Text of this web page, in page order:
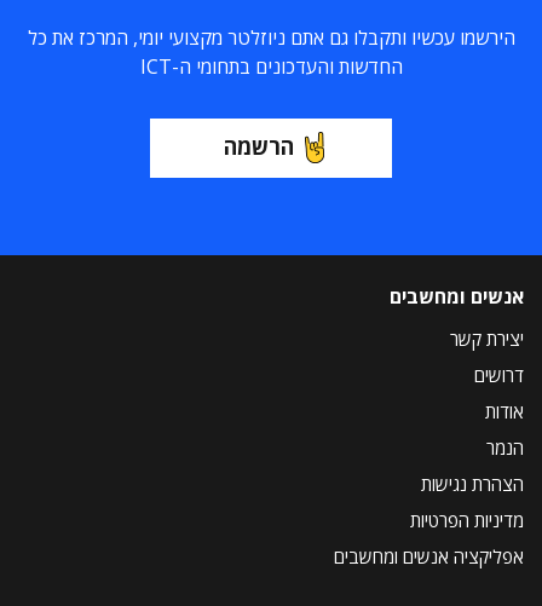
הירשמו עכשיו ותקבלו גם אתם ניוזלטר מקצועי יומי, המרכז את כל
החדשות והעדכונים בתחומי ה-ICT
הרשמה
אנשים ומחשבים
יצירת קשר
דרושים
אודות
הנמר
הצהרת נגישות
מדיניות הפרטיות
אפליקציה אנשים ומחשבים